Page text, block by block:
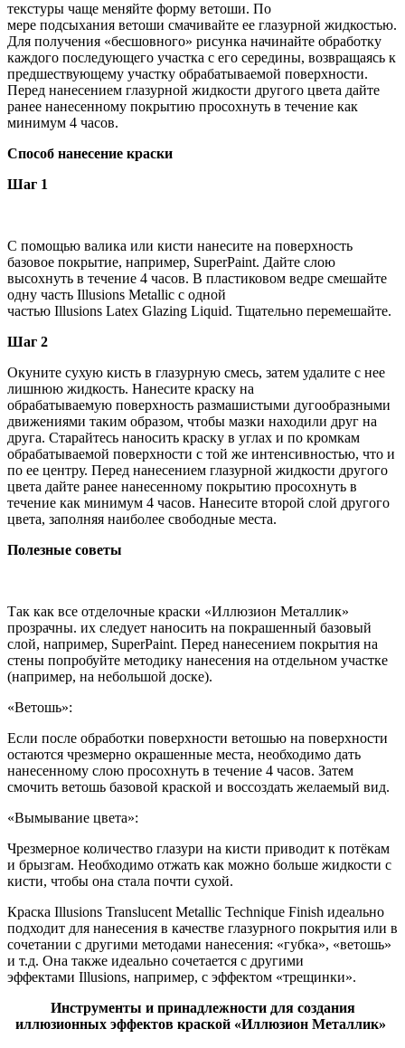
текстуры чаще меняйте форму ветоши. По
мере подсыхания ветоши смачивайте ее глазурной жидкостью.
Для получения «бесшовного» рисунка начинайте обработку
каждого последующего участка с его середины, возвращаясь к
предшествующему участку обрабатываемой поверхности.
Перед нанесением глазурной жидкости другого цвета дайте
ранее нанесенному покрытию просохнуть в течение как
минимум 4 часов.
Способ нанесение краски
Шаг 1
С помощью валика или кисти нанесите на поверхность
базовое покрытие, например, SuperPaint. Дайте слою
высохнуть в течение 4 часов. В пластиковом ведре смешайте
одну часть Illusions Metallic с одной
частью Illusions Latex Glazing Liquid. Тщательно перемешайте.
Шаг 2
Окуните сухую кисть в глазурную смесь, затем удалите с нее
лишнюю жидкость. Нанесите краску на
обрабатываемую поверхность размашистыми дугообразными
движениями таким образом, чтобы мазки находили друг на
друга. Старайтесь наносить краску в углах и по кромкам
обрабатываемой поверхности с той же интенсивностью, что и
по ее центру. Перед нанесением глазурной жидкости другого
цвета дайте ранее нанесенному покрытию просохнуть в
течение как минимум 4 часов. Нанесите второй слой другого
цвета, заполняя наиболее свободные места.
Полезные советы
Так как все отделочные краски «Иллюзион Металлик»
прозрачны. их следует наносить на покрашенный базовый
слой, например, SuperPaint. Перед нанесением покрытия на
стены попробуйте методику нанесения на отдельном участке
(например, на небольшой доске).
«Ветошь»:
Если после обработки поверхности ветошью на поверхности
остаются чрезмерно окрашенные места, необходимо дать
нанесенному слою просохнуть в течение 4 часов. Затем
смочить ветошь базовой краской и воссоздать желаемый вид.
«Вымывание цвета»:
Чрезмерное количество глазури на кисти приводит к потёкам
и брызгам. Необходимо отжать как можно больше жидкости с
кисти, чтобы она стала почти сухой.
Краска Illusions Translucent Metallic Technique Finish идеально
подходит для нанесения в качестве глазурного покрытия или в
сочетании с другими методами нанесения: «губка», «ветошь»
и т.д. Она также идеально сочетается с другими
эффектами Illusions, например, с эффектом «трещинки».
Инструменты и принадлежности для создания
иллюзионных эффектов краской «Иллюзион Металлик»